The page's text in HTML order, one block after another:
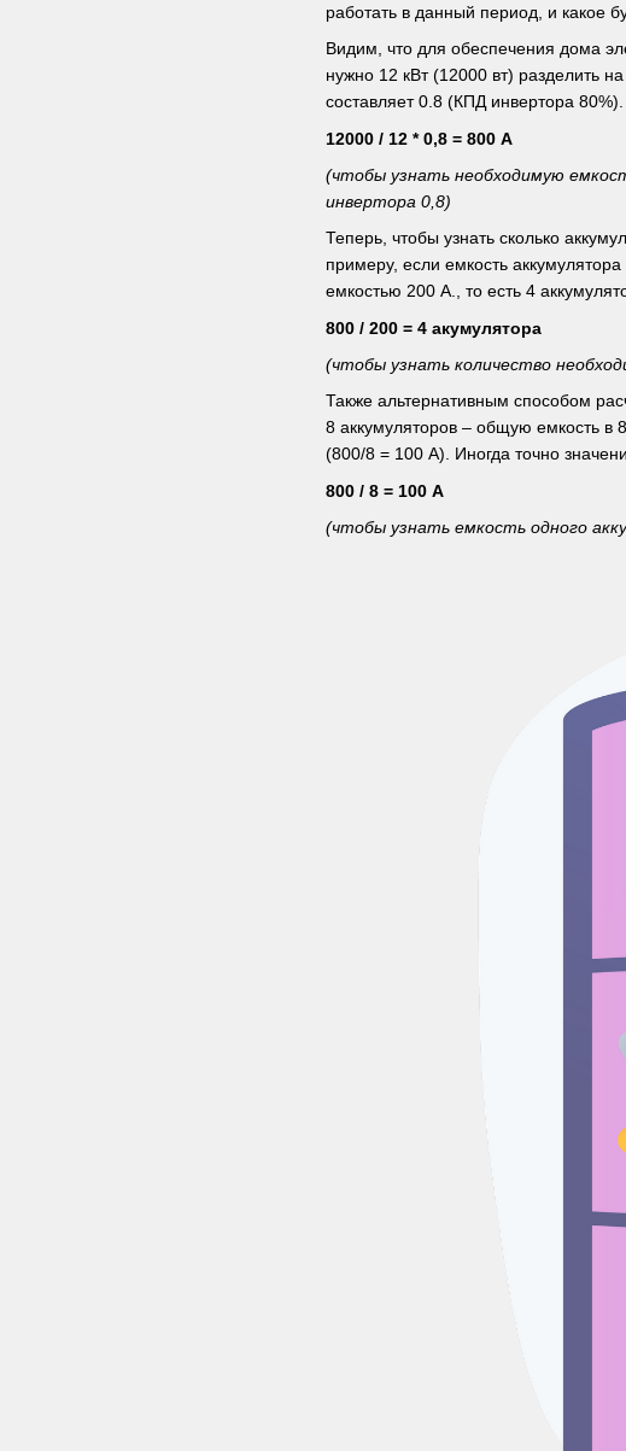
работать в данный период, и какое
Видим, что для обеспечения дома
нужно 12 кВт (12000 вт) разделить
составляет 0.8 (КПД инвертора
12000 / 12 * 0,8 = 800 А
(чтобы узнать необходимую
инвертора 0,8)
Теперь, чтобы узнать сколько
примеру, если емкость
емкостью 200 А., то есть 4
800 / 200 = 4 акумулятора
(чтобы узнать количество
Также альтернативным способом
8 аккумуляторов – общую емкость в
(800/8 = 100 А). Иногда точно
800 / 8 = 100 А
(чтобы узнать емкость одного